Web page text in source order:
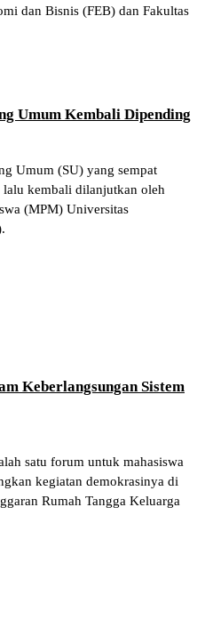
dan Bisnis (FEB) dan Fakultas
Umum Kembali Dipending
Umum (SU) yang sempat
kembali dilanjutkan oleh
(MPM) Universitas
Keberlangsungan Sistem
satu forum untuk mahasiswa
kegiatan demokrasinya di
Rumah Tangga Keluarga